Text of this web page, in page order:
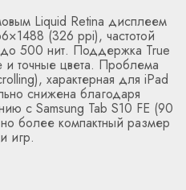
Liquid Retina дисплеем
(326 ppi), частотой
500 нит. Поддержка True
и точные цвета. Проблема
характерная для iPad
снижена благодаря
с Samsung Tab S10 FE (90
более компактный размер
игр.